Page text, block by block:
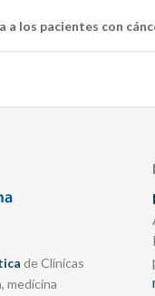
a los pacientes con
de Clínicas
medicina